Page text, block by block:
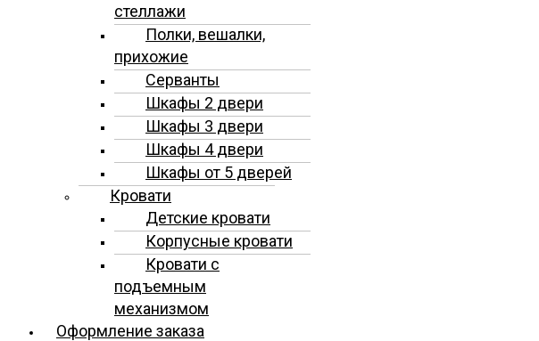
стеллажи
Полки, вешалки,
прихожие
Серванты
Шкафы 2 двери
Шкафы 3 двери
Шкафы 4 двери
Шкафы от 5 дверей
Кровати
Детские кровати
Корпусные кровати
Кровати с
подъемным
механизмом
Оформление заказа